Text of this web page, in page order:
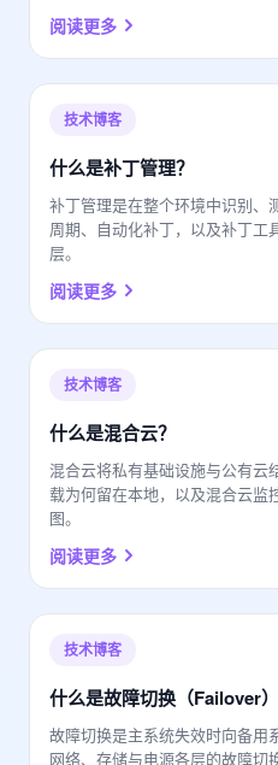
阅读更多
技术博客
什么是补丁管理？
补丁管理是在整个环境中识别、
周期、自动化补丁，以及补丁工
层。
阅读更多
技术博客
什么是混合云？
混合云将私有基础设施与公有云
载为何留在本地，以及混合云监
图。
阅读更多
技术博客
什么是故障切换（Failover）
故障切换是主系统失效时向备用
网络、存储与电源各层的故障切